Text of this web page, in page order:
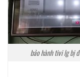
bảo hành tivi lg bị